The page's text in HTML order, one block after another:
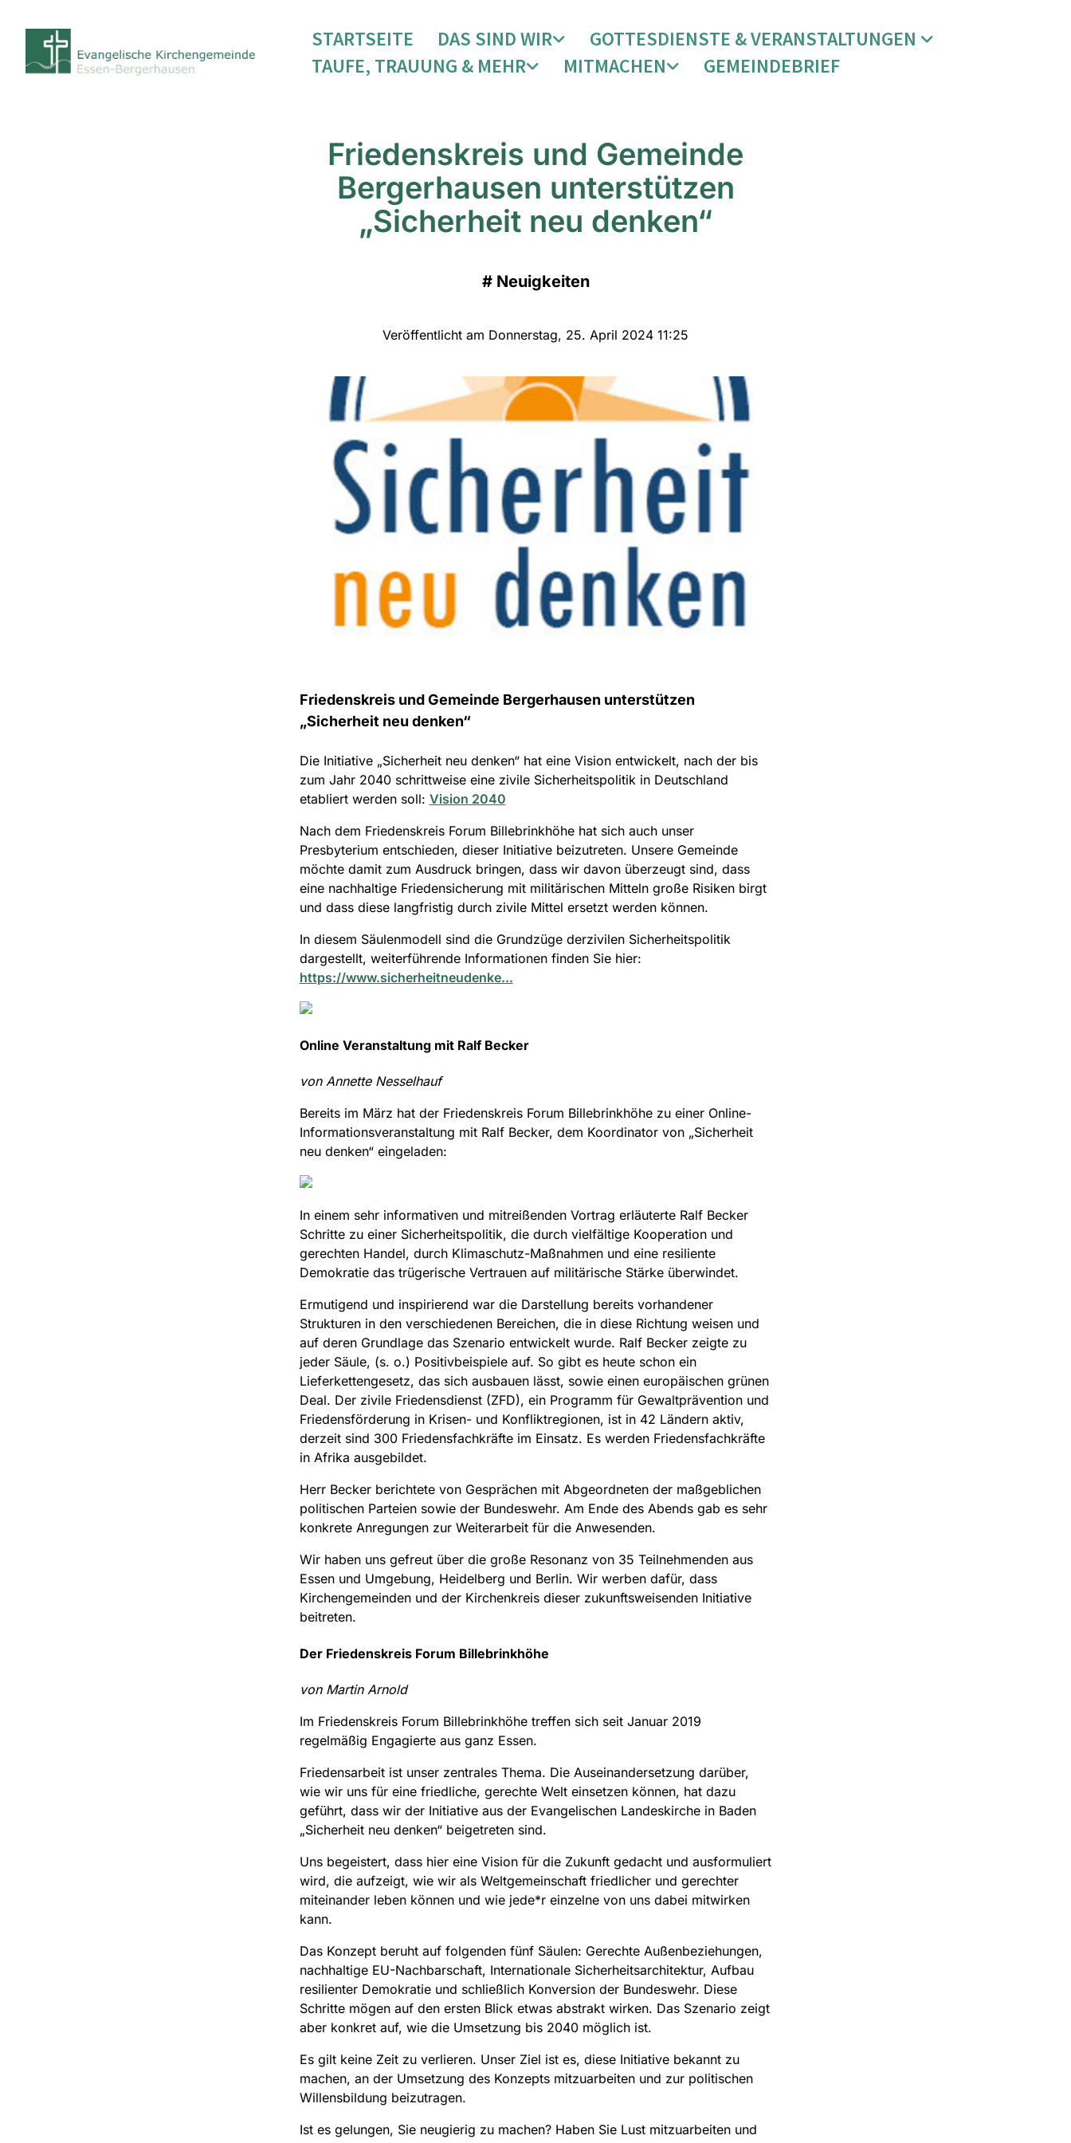
STARTSEITE DAS SIND WIR
GOTTESDIENSTE & VERANSTALTUNGEN
TAUFE, TRAUUNG & MEHR
MITMACHEN GEMEINDEBRIEF
Friedenskreis und Gemeinde
Bergerhausen unterstützen
„Sicherheit neu denken“
# Neuigkeiten
Veröffentlicht am Donnerstag, 25. April 2024 11:25
Friedenskreis und Gemeinde Bergerhausen unterstützen
„Sicherheit neu denken“
Die Initiative „Sicherheit neu denken“ hat eine Vision entwickelt, nach der bis
zum Jahr 2040 schrittweise eine zivile Sicherheitspolitik in Deutschland
etabliert werden soll: Vision 2040
Nach dem Friedenskreis Forum Billebrinkhöhe hat sich auch unser
Presbyterium entschieden, dieser Initiative beizutreten. Unsere Gemeinde
möchte damit zum Ausdruck bringen, dass wir davon überzeugt sind, dass
eine nachhaltige Friedensicherung mit militärischen Mitteln große Risiken birgt
und dass diese langfristig durch zivile Mittel ersetzt werden können.
In diesem Säulenmodell sind die Grundzüge derzivilen Sicherheitspolitik
dargestellt, weiterführende Informationen finden Sie hier:
https://www.sicherheitneudenke...
Online Veranstaltung mit Ralf Becker
von Annette Nesselhauf
Bereits im März hat der Friedenskreis Forum Billebrinkhöhe zu einer Online-
Informationsveranstaltung mit Ralf Becker, dem Koordinator von „Sicherheit
neu denken“ eingeladen:
In einem sehr informativen und mitreißenden Vortrag erläuterte Ralf Becker
Schritte zu einer Sicherheitspolitik, die durch vielfältige Kooperation und
gerechten Handel, durch Klimaschutz-Maßnahmen und eine resiliente
Demokratie das trügerische Vertrauen auf militärische Stärke überwindet.
Ermutigend und inspirierend war die Darstellung bereits vorhandener
Strukturen in den verschiedenen Bereichen, die in diese Richtung weisen und
auf deren Grundlage das Szenario entwickelt wurde. Ralf Becker zeigte zu
jeder Säule, (s. o.) Positivbeispiele auf. So gibt es heute schon ein
Lieferkettengesetz, das sich ausbauen lässt, sowie einen europäischen grünen
Deal. Der zivile Friedensdienst (ZFD), ein Programm für Gewaltprävention und
Friedensförderung in Krisen- und Konfliktregionen, ist in 42 Ländern aktiv,
derzeit sind 300 Friedensfachkräfte im Einsatz. Es werden Friedensfachkräfte
in Afrika ausgebildet.
Herr Becker berichtete von Gesprächen mit Abgeordneten der maßgeblichen
politischen Parteien sowie der Bundeswehr. Am Ende des Abends gab es sehr
konkrete Anregungen zur Weiterarbeit für die Anwesenden.
Wir haben uns gefreut über die große Resonanz von 35 Teilnehmenden aus
Essen und Umgebung, Heidelberg und Berlin. Wir werben dafür, dass
Kirchengemeinden und der Kirchenkreis dieser zukunftsweisenden Initiative
beitreten.
Der Friedenskreis Forum Billebrinkhöhe
von Martin Arnold
Im Friedenskreis Forum Billebrinkhöhe treffen sich seit Januar 2019
regelmäßig Engagierte aus ganz Essen.
Friedensarbeit ist unser zentrales Thema. Die Auseinandersetzung darüber,
wie wir uns für eine friedliche, gerechte Welt einsetzen können, hat dazu
geführt, dass wir der Initiative aus der Evangelischen Landeskirche in Baden
„Sicherheit neu denken“ beigetreten sind.
Uns begeistert, dass hier eine Vision für die Zukunft gedacht und ausformuliert
wird, die aufzeigt, wie wir als Weltgemeinschaft friedlicher und gerechter
miteinander leben können und wie jede*r einzelne von uns dabei mitwirken
kann.
Das Konzept beruht auf folgenden fünf Säulen: Gerechte Außenbeziehungen,
nachhaltige EU-Nachbarschaft, Internationale Sicherheitsarchitektur, Aufbau
resilienter Demokratie und schließlich Konversion der Bundeswehr. Diese
Schritte mögen auf den ersten Blick etwas abstrakt wirken. Das Szenario zeigt
aber konkret auf, wie die Umsetzung bis 2040 möglich ist.
Es gilt keine Zeit zu verlieren. Unser Ziel ist es, diese Initiative bekannt zu
machen, an der Umsetzung des Konzepts mitzuarbeiten und zur politischen
Willensbildung beizutragen.
Ist es gelungen, Sie neugierig zu machen? Haben Sie Lust mitzuarbeiten und